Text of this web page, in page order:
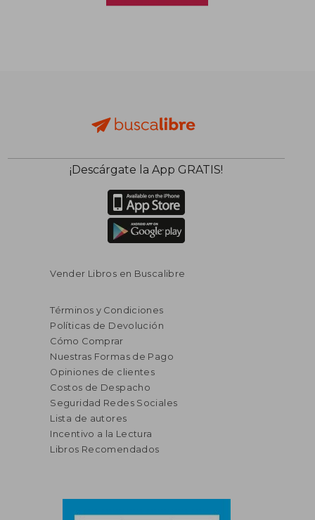
¡Descárgate la App GRATIS!
Vender Libros en Buscalibre
Términos y Condiciones
Políticas de Devolución
Cómo Comprar
Nuestras Formas de Pago
Opiniones de clientes
Costos de Despacho
Seguridad Redes Sociales
Lista de autores
Incentivo a la Lectura
Libros Recomendados